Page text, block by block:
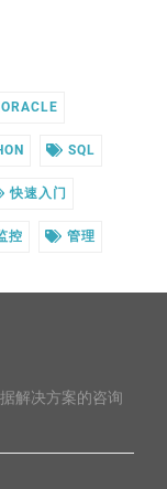
ORACLE
SQL
快速入门
控 管理
解决方案的咨询